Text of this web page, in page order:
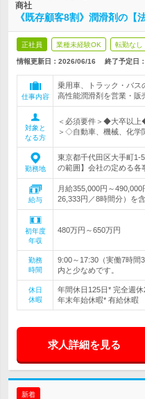
商社
《既存顧客8割》潤滑剤の
正社員 業種未経験OK 転勤なし
情報更新日：2026/06/16 終了予定日：
仕事内容
乗用車、トラック・バス
高性能潤滑剤を営業・販
対象と
なる方
＜必須要件＞◆大卒以
＞◇自動車、機械、化学
勤務地
東京都千代田区大手町1-
の範囲】会社の定める各
給与
月給355,000円～
26,333円／8時間分）を
初年度
年収
480万円～650万円
勤務
時間
9:00～17:30（実働7時間
内と少なめです。
休日
休暇
年間休日125日* 完全週
年末年始休暇* 有給休暇
求人詳細を見る
新着